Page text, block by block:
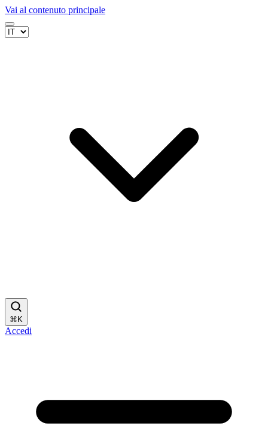
Vai al contenuto principale
⌘ K
Accedi